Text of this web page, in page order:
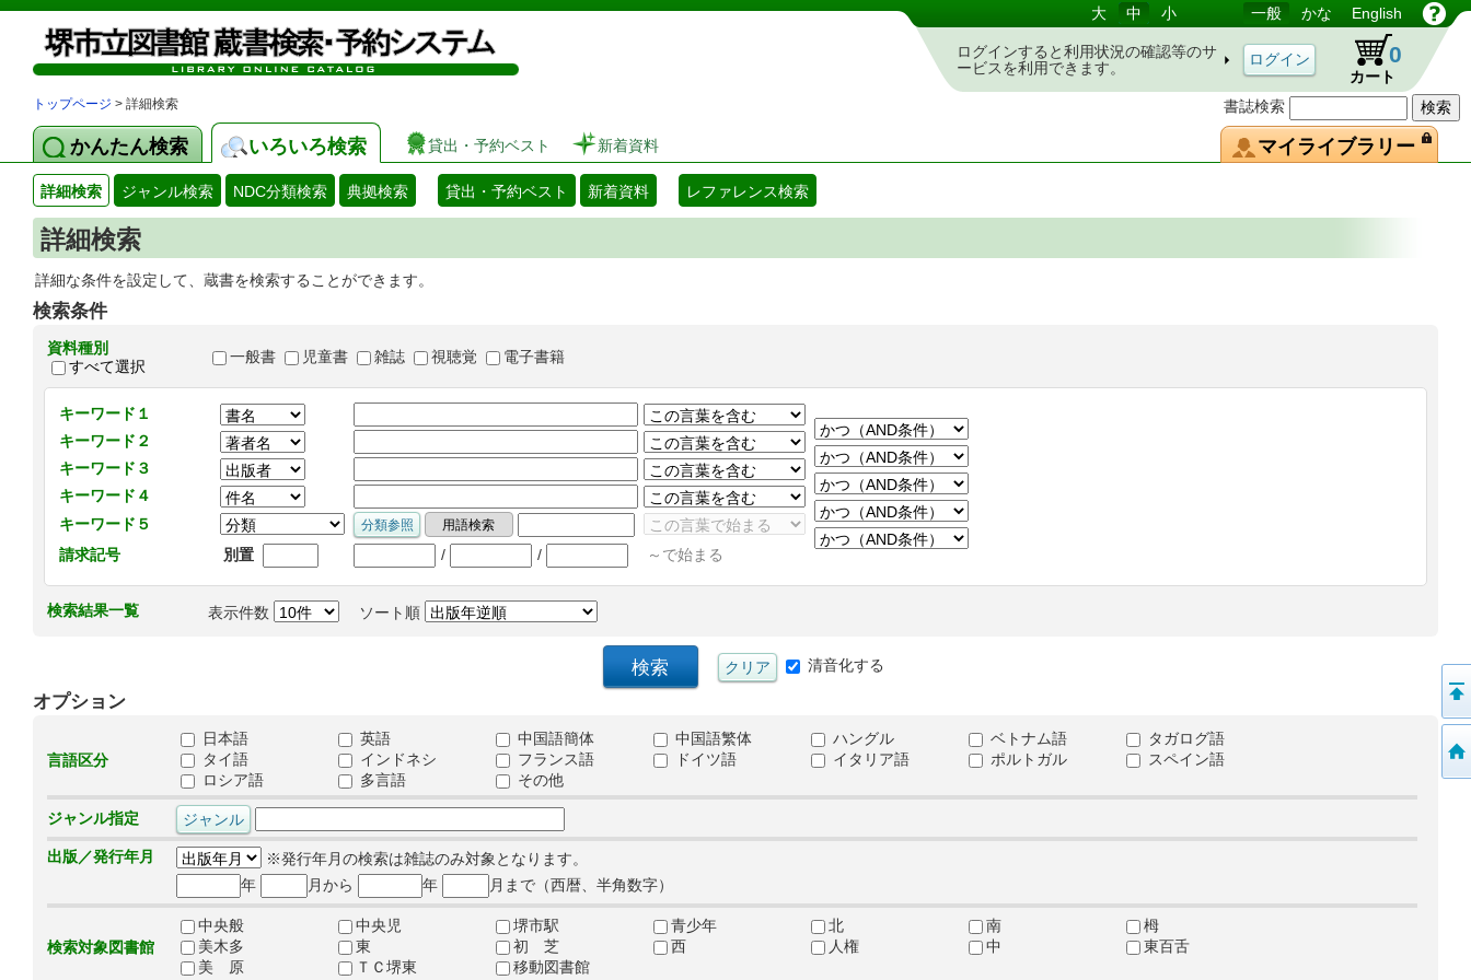
図書館 蔵書検索・予約システム
書誌検索
大 中 小 一般 かな English
ログインすると利用状況の確認等のサ
ービスを利用できます。
カート
0
トップページ > 詳細検索
かんたん検索 いろいろ検索 貸出・予約ベスト 新着資料 マイライブラリー
詳細検索 ジャンル検索 NDC分類検索 典拠検索 貸出・予約ベスト 新着資料 レファレンス検索
詳細検索
詳細な条件を設定して、蔵書を検索することができます。
検索条件
資料種別
すべて選択
一般書 児童書 雑誌 視聴覚 電子書籍
キーワード１
キーワード２
キーワード３
キーワード４
キーワード５
請求記号
別置 / / ～で始まる
検索結果一覧 表示件数 ソート順
清音化する
オプション
言語区分
日本語 英語 中国語簡体 中国語繁体 ハングル ベトナム語
タガログ語
タイ語
インドネシ フランス語 ドイツ語 イタリア語 ポルトガル
スペイン語
ロシア語
多言語 その他
ジャンル指定
出版／発行年月
※発行年月の検索は雑誌のみ対象となります。
年
月から 年 月まで（西暦、半角数字）
検索対象図書館
中央般 中央児 堺市駅 青少年 北 南
栂
美木多
東 初 芝 西 人権 中
東百舌
美 原
ＴＣ堺東 移動図書館